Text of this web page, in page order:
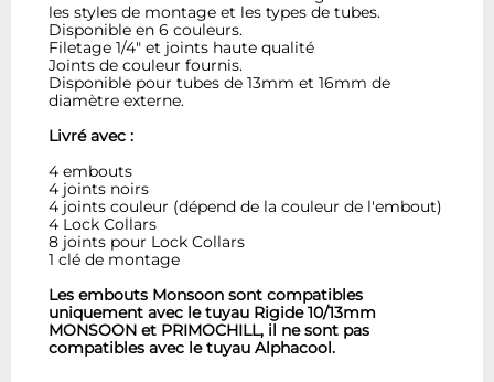
les styles de montage et les types de tubes.
Disponible en 6 couleurs.
Filetage 1/4" et joints haute qualité
Joints de couleur fournis.
Disponible pour tubes de 13mm et 16mm de
diamètre externe.
Livré avec :
4 embouts
4 joints noirs
4 joints couleur (dépend de la couleur de l'embout)
4 Lock Collars
8 joints pour Lock Collars
1 clé de montage
Les embouts Monsoon sont compatibles
uniquement avec le tuyau Rigide 10/13mm
MONSOON et PRIMOCHILL, il ne sont pas
compatibles avec le tuyau Alphacool.